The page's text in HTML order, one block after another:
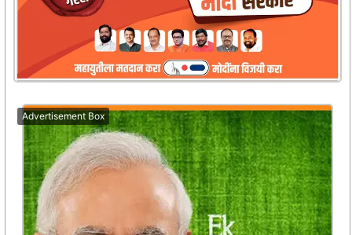
Advertisement Box